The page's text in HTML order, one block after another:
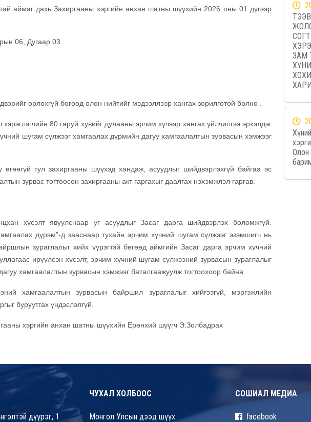
аймаг дахь Захиргааны хэргийн анхан шатны шүүхийн 2026 оны 01 дүгээр
06, Дугаар 03
орлохгүй бөгөөд олон нийтийг мэдээллээр хангах зорилготой болно .
80 гаруй хувийг дулааны эрчим хүчээр хангах үйлчилгээ эрхэлдэг
шугам сүлжээг хамгаалах дүрмийн дагуу хамгаалалтын зурвасын хэмжээг
өгөөгүй тул захиргааны шүүхэд хандаж, асуудлыг шийдвэрлэхгүй байгаа эс
зурвас тогтоосон захиргааны акт гаргахыг даалгах нэхэмжлэл гаргав.
хүсэлт явуулснаар уг асуудлыг Засаг дарга шийдвэрлэх боломжгүй.
дүрэм”-д зааснаар тухайн эрчим хүчний шугам сүлжээг эзэмшигч нь
зураглалыг хийх үүрэгтэй бөгөөд аймгийн Засаг дарга эрчим хүчний
ирүүлсэн хүсэлт, эрчим хүчний шугам сүлжээний зурвасын зураглалыг
хамгаалалтын зурвасын хэмжээг баталгаажуулж тогтоохоор байна.
хамгаалалтын зурвасын байршил зураглалыг хийгээгүй, мэргэжлийн
буруутгах үндэслэлгүй.
хэргийн анхан шатны шүүхийн Ерөнхий шүүгч Э.Золбадрах
ЗАМ
Олон
дүүрэг, 1
ЧУХАЛ ХОЛБООС
Монгол Улсын дээд шүүх
СОШИАЛ МЕДИА
facebook